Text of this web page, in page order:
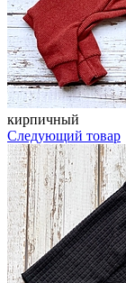
кирпичный
Следующий товар